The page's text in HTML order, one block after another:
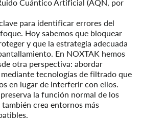
Cuántico Artificial (AQN, por
para identificar errores del
Hoy sabemos que bloquear
y que la estrategia adecuada
En NOXTAK hemos
otra perspectiva: abordar
tecnologías de filtrado que
en lugar de interferir con ellos.
la función normal de los
crea entornos más